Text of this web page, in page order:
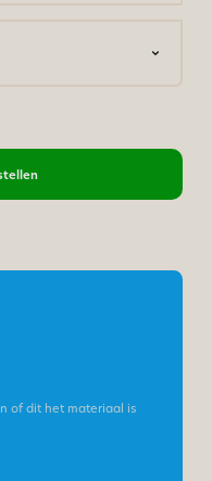
of dit het materiaal is